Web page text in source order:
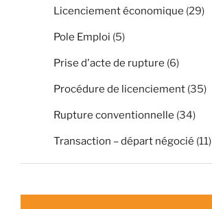
Licenciement économique (29)
Pole Emploi (5)
Prise d'acte de rupture (6)
Procédure de licenciement (35)
Rupture conventionnelle (34)
Transaction – départ négocié (11)